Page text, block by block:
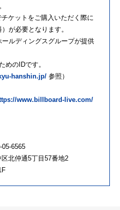
ケットをご購入いただく際に
が必要となります。
ルディングスグループが提供
めのIDです。
hanshin.jp/ 参照）
www.billboard-live.com/
05-6565
区北仲通5丁目57番地2